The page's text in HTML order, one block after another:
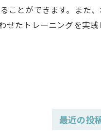
ことができます。また
せたトレーニングを実
最近の投